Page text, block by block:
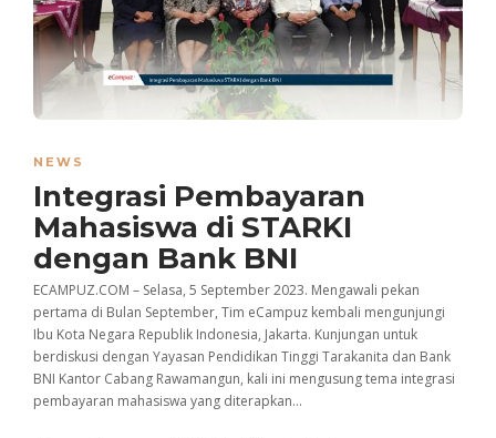
NEWS
Integrasi Pembayaran
Mahasiswa di STARKI
dengan Bank BNI
ECAMPUZ.COM – Selasa, 5 September 2023. Mengawali pekan
pertama di Bulan September, Tim eCampuz kembali mengunjungi
Ibu Kota Negara Republik Indonesia, Jakarta. Kunjungan untuk
berdiskusi dengan Yayasan Pendidikan Tinggi Tarakanita dan Bank
BNI Kantor Cabang Rawamangun, kali ini mengusung tema integrasi
pembayaran mahasiswa yang diterapkan...